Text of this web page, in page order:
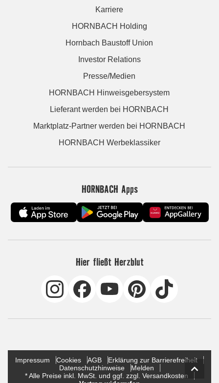
Karriere
HORNBACH Holding
Hornbach Baustoff Union
Investor Relations
Presse/Medien
HORNBACH Hinweisgebersystem
Lieferant werden bei HORNBACH
Marktplatz-Partner werden bei HORNBACH
HORNBACH Werbeklassiker
HORNBACH Apps
Hier fließt Herzblut
Impressum Cookies AGB
Erklärung zur Barrierefreiheit
Datenschutzhinweise
Melden
* Alle Preise inkl. MwSt. und ggf. zzgl. Versandkosten